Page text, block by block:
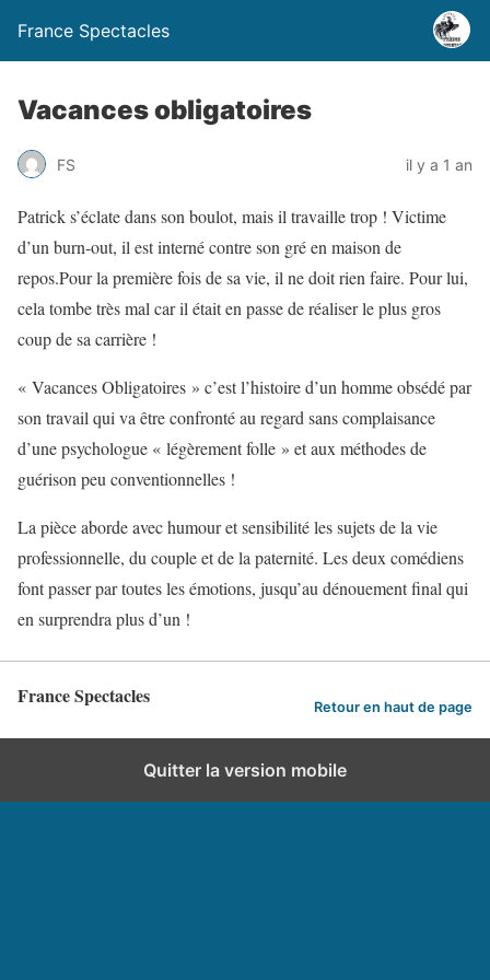
France Spectacles
Vacances obligatoires
FS il y a 1 an
Patrick s’éclate dans son boulot, mais il travaille trop ! Victime
d’un burn-out, il est interné contre son gré en maison de
repos.Pour la première fois de sa vie, il ne doit rien faire. Pour lui,
cela tombe très mal car il était en passe de réaliser le plus gros
coup de sa carrière !
« Vacances Obligatoires » c’est l’histoire d’un homme obsédé par
son travail qui va être confronté au regard sans complaisance
d’une psychologue « légèrement folle » et aux méthodes de
guérison peu conventionnelles !
La pièce aborde avec humour et sensibilité les sujets de la vie
professionnelle, du couple et de la paternité. Les deux comédiens
font passer par toutes les émotions, jusqu’au dénouement final qui
en surprendra plus d’un !
France Spectacles Retour en haut de page
Quitter la version mobile